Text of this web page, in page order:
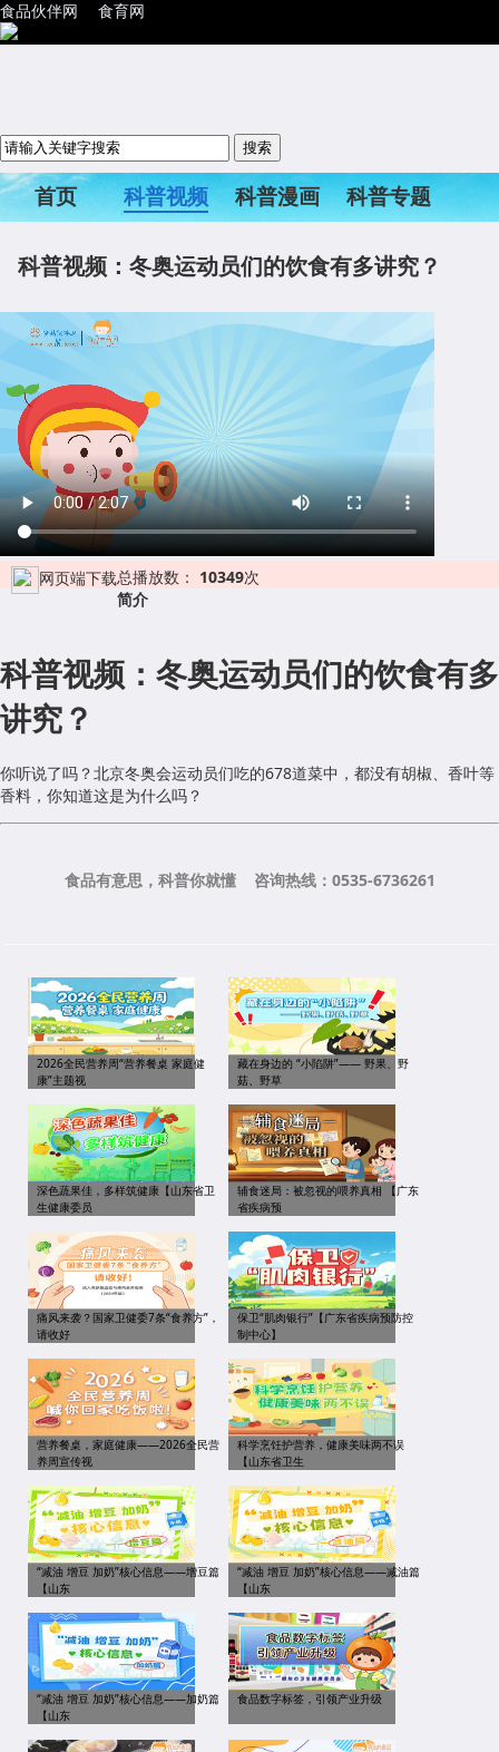
食品伙伴网 食育网
首页 科普视频 科普漫画
科普专题
科普视频：冬奥运动员们的饮食有多讲究？
网页端下载总播放数： 10349次
简介
科普视频：冬奥运动员们的饮食有多
讲究？
你听说了吗？北京冬奥会运动员们吃的678道菜中，都没有胡椒、香叶等
香料，你知道这是为什么吗？
食品有意思，科普你就懂 咨询热线：0535-6736261
2026全民营养周“营养餐桌 家庭健
康”主题视
藏在身边的 “小陷阱”—— 野果、野
菇、野草
深色蔬果佳，多样筑健康【山东省卫
生健康委员
辅食迷局：被忽视的喂养真相 【广东
省疾病预
痛风来袭？国家卫健委7条“食养方”，
请收好
保卫“肌肉银行”【广东省疾病预防控
制中心】
营养餐桌，家庭健康——2026全民营
养周宣传视
科学烹饪护营养，健康美味两不误
【山东省卫生
“减油 增豆 加奶”核心信息——增豆篇
【山东
“减油 增豆 加奶”核心信息——减油篇
【山东
“减油 增豆 加奶”核心信息——加奶篇
【山东
食品数字标签，引领产业升级